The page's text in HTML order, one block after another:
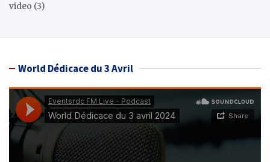
video (3)
World Dédicace du 3 Avril